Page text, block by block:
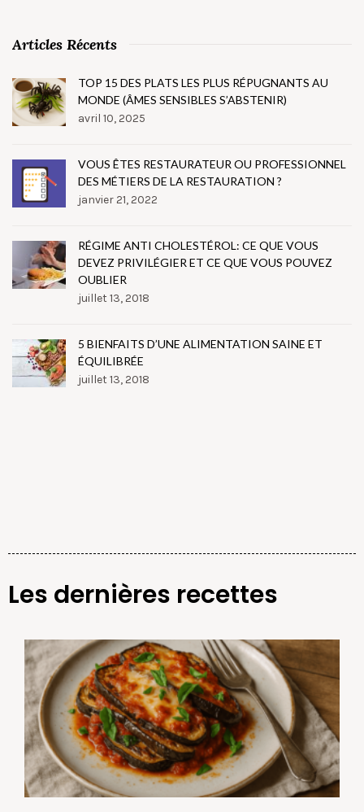
Articles Récents
TOP 15 DES PLATS LES PLUS RÉPUGNANTS AU
MONDE (ÂMES SENSIBLES S’ABSTENIR)
avril 10, 2025
VOUS ÊTES RESTAURATEUR OU PROFESSIONNEL
DES MÉTIERS DE LA RESTAURATION ?
janvier 21, 2022
RÉGIME ANTI CHOLESTÉROL: CE QUE VOUS
DEVEZ PRIVILÉGIER ET CE QUE VOUS POUVEZ
OUBLIER
juillet 13, 2018
5 BIENFAITS D’UNE ALIMENTATION SAINE ET
ÉQUILIBRÉE
juillet 13, 2018
Les dernières recettes